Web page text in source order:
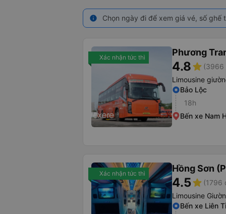
info Chọn ngày đi để xem giá vé, số
Xác nhận tức thì Phương
4.8star (3966
Limousine
Bảo Lộc
18h
Bến xe Nam
Xác nhận tức thì Hồng Sơn
4.5star (1796
Limousine
Bến xe Liên